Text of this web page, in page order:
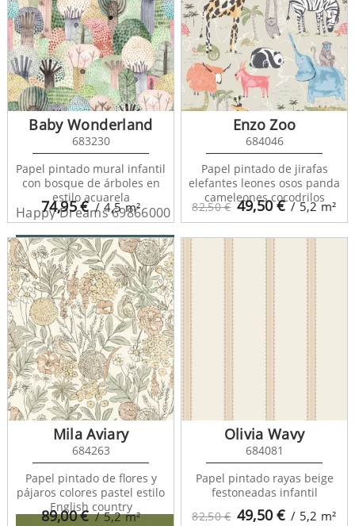
Happy Dreams 69866000
Happy Dreams 69866616
74,95€ / 4,5m²
Baby Wonderland
683230
Papel pintado mural infantil
con bosque de árboles en
estilo acuarela
82,50 € 49,50€ / 5,2m²
Enzo Zoo
684046
Papel pintado de jirafas
elefantes leones osos panda
cameleones cocodrilos
89,00€ / 5,2m²
Mila Aviary
684263
Papel pintado de flores y
pájaros colores pastel estilo
English country
82,50 € 49,50€ / 5,2 m²
Olivia Wavy
684081
Papel pintado rayas beige
festoneadas infantil